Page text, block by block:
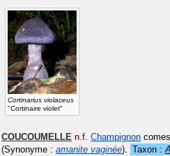
Cortinarius violaceus
"Cortinaire violet"
COUCOUMELLE n.f. Champignon
(Synonyme : amanite vaginée). Taxon :